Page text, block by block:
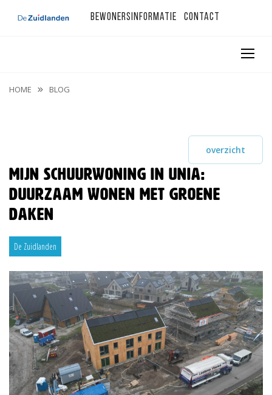
Bewonersinformatie Contact
HOME BLOG
overzicht
Mijn Schuurwoning in Unia:
duurzaam wonen met groene
daken
De Zuidlanden